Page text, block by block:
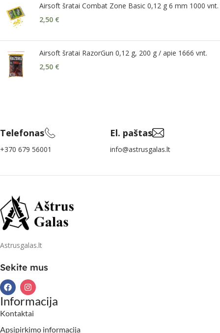
Airsoft šratai Combat Zone Basic 0,12 g 6 mm 1000 vnt.
2,50 €
Airsoft šratai RazorGun 0,12 g, 200 g / apie 1666 vnt.
2,50 €
Telefonas
+370 679 56001
El. paštas
info@astrusgalas.lt
Astrusgalas.lt
Sekite mus
Informacija
Kontaktai
Apsipirkimo informacija